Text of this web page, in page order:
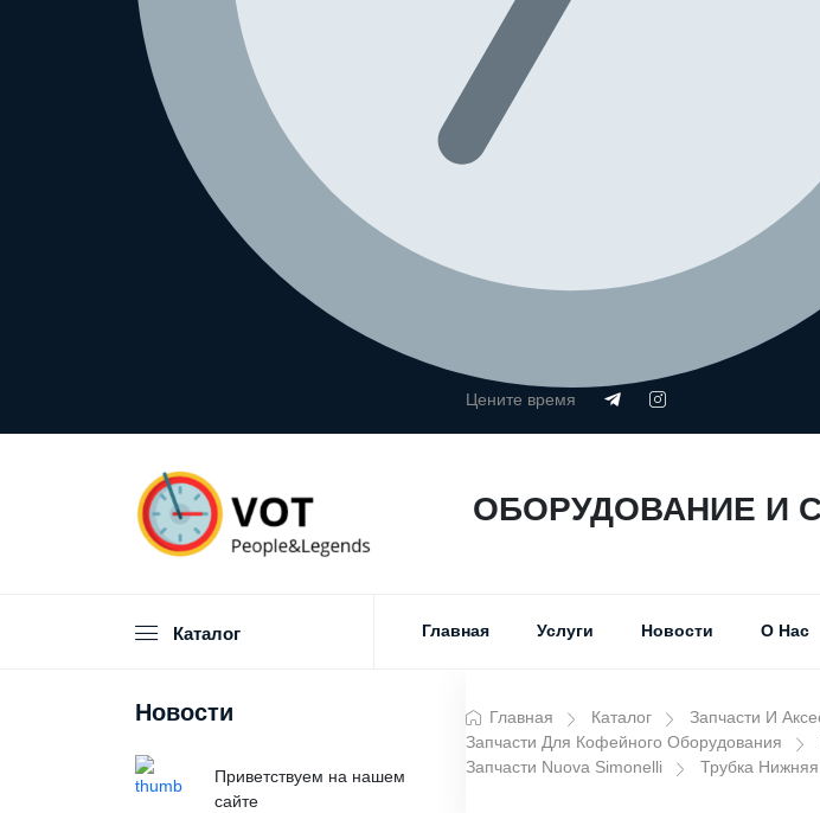
Цените время
ОБОРУДОВАНИЕ И
Каталог Главная Услуги Новости О Нас
Новости
Приветствуем на нашем
сайте
Главная Каталог Запчасти И
Запчасти Для Кофейного Оборудования
Запчасти Nuova Simonelli
Трубка